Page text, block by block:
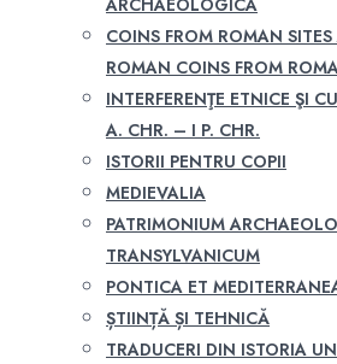
ARCHAEOLOGICA
COINS FROM ROMAN
ROMAN COINS FROM
INTERFERENŢE ETNICE ŞI
A. CHR. – I P. CHR.
ISTORII PENTRU COPII
MEDIEVALIA
PATRIMONIUM
TRANSYLVANICUM
PONTICA ET
ȘTIINȚĂ ȘI TEHNICĂ
TRADUCERI DIN ISTORIA